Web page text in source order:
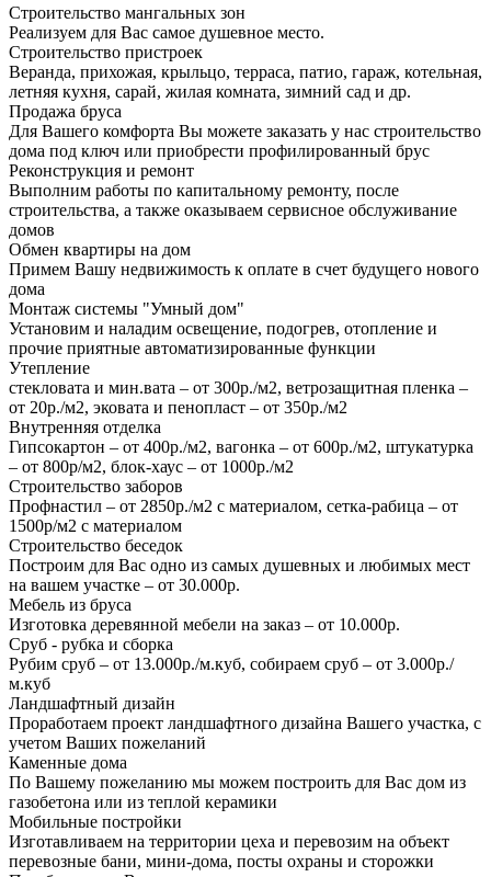
Строительство мангальных зон
Реализуем для Вас самое душевное место.
Строительство пристроек
Веранда, прихожая, крыльцо, терраса, патио, гараж, котельная,
летняя кухня, сарай, жилая комната, зимний сад и др.
Продажа бруса
Для Вашего комфорта Вы можете заказать у нас строительство
дома под ключ или приобрести профилированный брус
Реконструкция и ремонт
Выполним работы по капитальному ремонту, после
строительства, а также оказываем сервисное обслуживание
домов
Обмен квартиры на дом
Примем Вашу недвижимость к оплате в счет будущего нового
дома
Монтаж системы "Умный дом"
Установим и наладим освещение, подогрев, отопление и
прочие приятные автоматизированные функции
Утепление
стекловата и мин.вата – от 300р./м2, ветрозащитная пленка –
от 20р./м2, эковата и пенопласт – от 350р./м2
Внутренняя отделка
Гипсокартон – от 400р./м2, вагонка – от 600р./м2, штукатурка
– от 800р/м2, блок-хаус – от 1000р./м2
Строительство заборов
Профнастил – от 2850р./м2 с материалом, сетка-рабица – от
1500р/м2 с материалом
Строительство беседок
Построим для Вас одно из самых душевных и любимых мест
на вашем участке – от 30.000р.
Мебель из бруса
Изготовка деревянной мебели на заказ – от 10.000р.
Сруб - рубка и сборка
Рубим сруб – от 13.000р./м.куб, собираем сруб – от 3.000р./
м.куб
Ландшафтный дизайн
Проработаем проект ландшафтного дизайна Вашего участка, с
учетом Ваших пожеланий
Каменные дома
По Вашему пожеланию мы можем построить для Вас дом из
газобетона или из теплой керамики
Мобильные постройки
Изготавливаем на территории цеха и перевозим на объект
перевозные бани, мини-дома, посты охраны и сторожки